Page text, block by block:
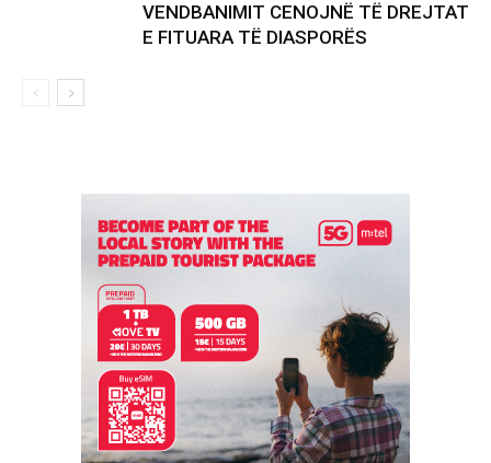
VENDBANIMIT CENOJNË TË DREJTAT
E FITUARA TË DIASPORËS